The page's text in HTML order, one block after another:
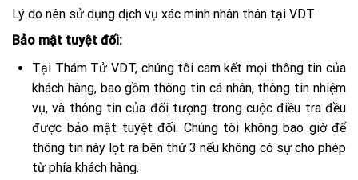
Lý do nên sử dụng dịch vụ xác minh nhân thân tại VDT
Bảo mật tuyệt đối:
Tại Thám Tử VDT, chúng tôi cam kết mọi thông tin của
khách hàng, bao gồm thông tin cá nhân, thông tin nhiệm
vụ, và thông tin của đối tượng trong cuộc điều tra đều
được bảo mật tuyệt đối. Chúng tôi không bao giờ để
thông tin này lọt ra bên thứ 3 nếu không có sự cho phép
từ phía khách hàng.